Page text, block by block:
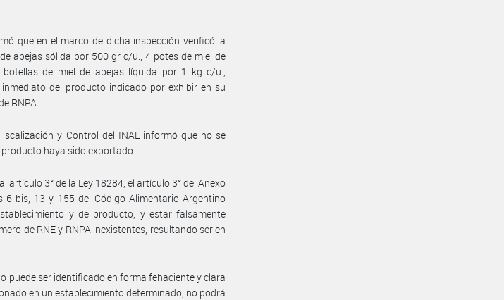
que en el marco de dicha inspección verificó la
abejas sólida por 500 gr c/u., 4 potes de miel de
de miel de abejas líquida por 1 kg c/u.,
del producto indicado por exhibir en su
RNPA.
y Control del INAL informó que no se
haya sido exportado.
artículo 3° de la Ley 18284, el artículo 3° del Anexo
bis, 13 y 155 del Código Alimentario Argentino
y de producto, y estar falsamente
de RNE y RNPA inexistentes, resultando ser en
puede ser identificado en forma fehaciente y clara
en un establecimiento determinado, no podrá